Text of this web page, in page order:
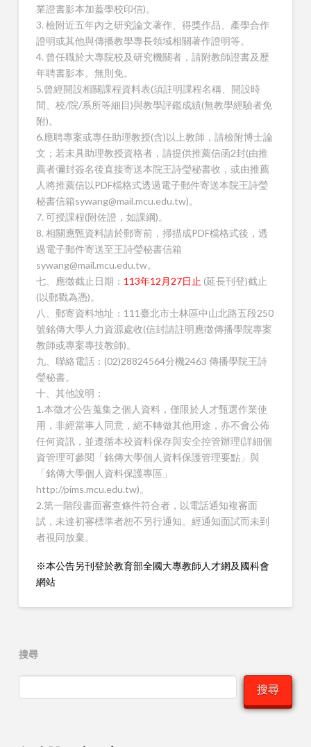
業證書影本加蓋學校印信)。
3. 檢附近五年內之研究論文著作、得獎作品、產學合作
證明或其他與傳播教學專長領域相關著作證明等。
4. 曾任職於大專院校及研究機關者，請附教師證書及歷
年聘書影本。無則免。
5.曾經開設相關課程資料表(須註明課程名稱、開設時
間、校/院/系所等細目)與教學評鑑成績(無教學經驗者免
附)。
6.應聘專案或專任助理教授(含)以上教師，請檢附博士論
文；若未具助理教授資格者，請提供推薦信函2封(由推
薦者彌封簽名後直接寄送本院王詩瑩秘書收，或由推薦
人將推薦信以PDF檔格式透過電子郵件寄送本院王詩瑩
秘書信箱sywang@mail.mcu.edu.tw)。
7. 可授課程(附佐證，如課綱)。
8. 相關應甄資料請於郵寄前，掃描成PDF檔格式後，透
過電子郵件寄送至王詩瑩秘書信箱
sywang@mail.mcu.edu.tw。
七、應徵截止日期： 113年12月27日止 (延長刊登)截止
(以郵戳為憑)。
八、郵寄資料地址：111臺北市士林區中山北路五段250
號銘傳大學人力資源處收(信封請註明應徵傳播學院專案
教師或專案專技教師)。
九、聯絡電話：(02)28824564分機2463 傳播學院王詩
瑩秘書。
十、其他說明：
1.本徵才公告蒐集之個人資料，僅限於人才甄選作業使
用，非經當事人同意，絕不轉做其他用途，亦不會公佈
任何資訊，並遵循本校資料保存與安全控管辦理(詳細個
資管理可參閱「銘傳大學個人資料保護管理要點」與
「銘傳大學個人資料保護專區」
http://pims.mcu.edu.tw)。
2.第一階段書面審查條件符合者，以電話通知複審面
試，未達初審標準者恕不另行通知。經通知面試而未到
者視同放棄。
※本公告另刊登於教育部全國大專教師人才網及國科會
網站
搜尋
搜尋